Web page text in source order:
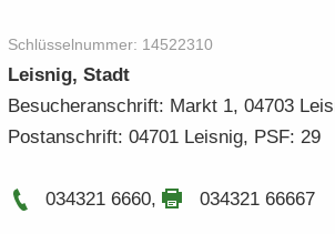
Schlüs­sel­num­mer: 14522310
Leis­nig, Stadt
Be­su­cher­an­schrift: Markt 1, 04703
Post­an­schrift: 04701 Leis­nig, PSF: 29
034321 6660, 034321 66667